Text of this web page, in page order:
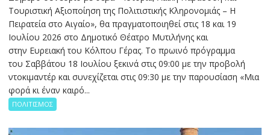
Τουριστική Αξιοποίηση της Πολιτιστικής Κληρονομιάς – Η
Πειρατεία στο Αιγαίο», θα πραγματοποιηθεί στις 18 και 19
Ιουλίου 2026 στο Δημοτικό Θέατρο Μυτιλήνης και
στην Ευρειακή του Κόλπου Γέρας. Το πρωινό πρόγραμμα
του Σαββάτου 18 Ιουλίου ξεκινά στις 09:00 με την προβολή
ντοκιμαντέρ και συνεχίζεται στις 09:30 με την παρουσίαση «Μια
φορά κι έναν καιρό...
ΠΟΛΙΤΙΣΜΟΣ